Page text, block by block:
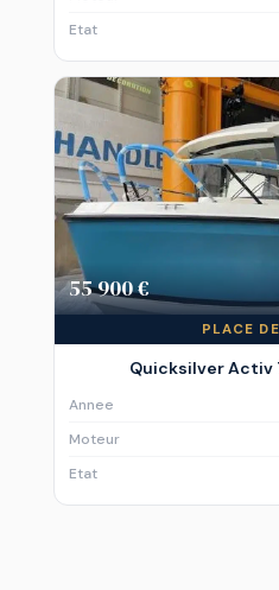
Etat
55 900 €
PLACE
Quicksilver Activ
Annee
Moteur
Etat